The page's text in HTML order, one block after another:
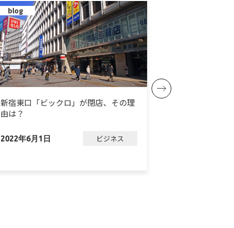
blog
新宿東口「ビックロ」が閉店、その理
由は？
2022年6月1日 ビジネス